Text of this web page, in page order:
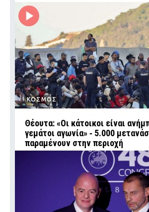
ΚΟΣΜΟΣ
Θέουτα: «Οι κάτοικοι είναι
γεμάτοι αγωνία» ‑ 5.000
παραμένουν στην περιοχή